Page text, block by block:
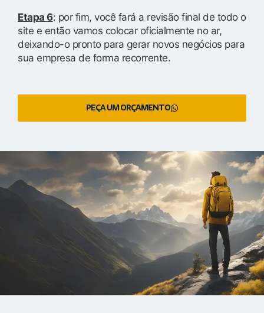
Etapa 6: por fim, você fará a revisão final de todo o
site e então vamos colocar oficialmente no ar,
deixando-o pronto para gerar novos negócios para
sua empresa de forma recorrente.
PEÇA UM ORÇAMENTO